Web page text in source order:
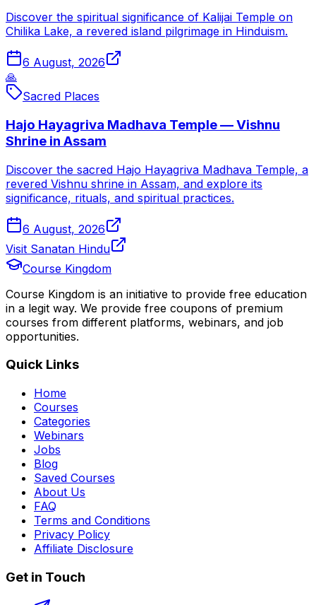
Discover the spiritual significance of Kalijai Temple on
Chilika Lake, a revered island pilgrimage in Hinduism.
6 August, 2026
🙏
Sacred Places
Hajo Hayagriva Madhava Temple — Vishnu
Shrine in Assam
Discover the sacred Hajo Hayagriva Madhava Temple, a
revered Vishnu shrine in Assam, and explore its
significance, rituals, and spiritual practices.
6 August, 2026
Visit Sanatan Hindu
Course Kingdom
Course Kingdom is an initiative to provide free education
in a legit way. We provide free coupons of premium
courses from different platforms, webinars, and job
opportunities.
Quick Links
Home
Courses
Categories
Webinars
Jobs
Blog
Saved Courses
About Us
FAQ
Terms and Conditions
Privacy Policy
Affiliate Disclosure
Get in Touch